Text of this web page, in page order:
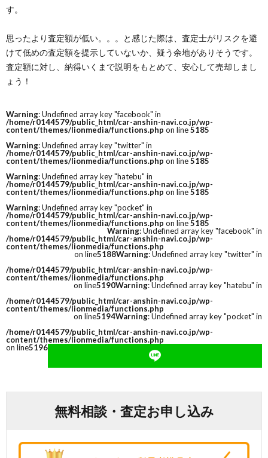
す。
思ったより査定額が低い。。。と感じた際は、査定士がリスクを避
けて低めの査定額を提示していないか、疑う余地がありそうです。
査定額に対し、納得いくまで説明をもとめて、安心して売却しまし
ょう！
Warning: Undefined array key "facebook" in
/home/r0144579/public_html/car-anshin-navi.co.jp/wp-
content/themes/lionmedia/functions.php on line5185
Warning: Undefined array key "twitter" in
/home/r0144579/public_html/car-anshin-navi.co.jp/wp-
content/themes/lionmedia/functions.php on line5185
Warning: Undefined array key "hatebu" in
/home/r0144579/public_html/car-anshin-navi.co.jp/wp-
content/themes/lionmedia/functions.php on line5185
Warning: Undefined array key "pocket" in
/home/r0144579/public_html/car-anshin-navi.co.jp/wp-
content/themes/lionmedia/functions.php on line5185
Warning: Undefined array key "facebook" in
/home/r0144579/public_html/car-anshin-navi.co.jp/wp-
content/themes/lionmedia/functions.php
on line5188Warning: Undefined array key "twitter" in
/home/r0144579/public_html/car-anshin-navi.co.jp/wp-
content/themes/lionmedia/functions.php
on line5190Warning: Undefined array key "hatebu" in
/home/r0144579/public_html/car-anshin-navi.co.jp/wp-
content/themes/lionmedia/functions.php
on line5194Warning: Undefined array key "pocket" in
/home/r0144579/public_html/car-anshin-navi.co.jp/wp-
content/themes/lionmedia/functions.php
on line5196
無料相談・査定お申し込み